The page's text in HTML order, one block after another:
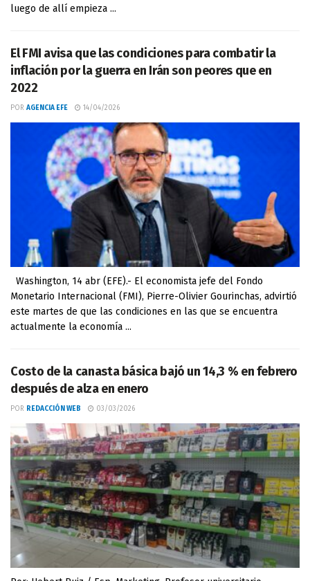
luego de allí empieza ...
El FMI avisa que las condiciones para combatir la
inflación por la guerra en Irán son peores que en
2022
POR AGENCIA EFE 14/04/2026
Washington, 14 abr (EFE).- El economista jefe del Fondo
Monetario Internacional (FMI), Pierre-Olivier Gourinchas, advirtió
este martes de que las condiciones en las que se encuentra
actualmente la economía ...
Costo de la canasta básica bajó un 14,3 % en febrero
después de alza en enero
POR REDACCIÓN WEB 03/03/2026